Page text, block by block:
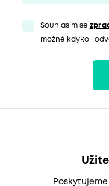
Souhlasím se
možné kdykoli